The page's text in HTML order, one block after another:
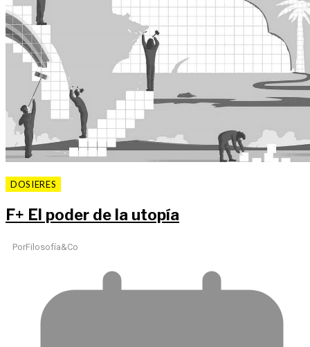
DOSIERES
F+ El poder de la utopía
PorFilosofía&Co